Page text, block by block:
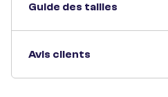
Guide des tailles
Avis clients